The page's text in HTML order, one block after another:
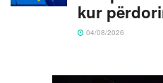
kur
04/08/2026